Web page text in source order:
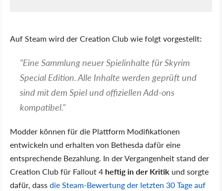
Auf Steam wird der Creation Club wie folgt vorgestellt:
"Eine Sammlung neuer Spielinhalte für Skyrim
Special Edition. Alle Inhalte werden geprüft und
sind mit dem Spiel und offiziellen Add-ons
kompatibel."
Modder können für die Plattform Modifikationen
entwickeln und erhalten von Bethesda dafür eine
entsprechende Bezahlung. In der Vergangenheit stand der
Creation Club für Fallout 4 heftig in der Kritik und sorgte
dafür, dassdie Steam-Bewertung der letzten 30 Tage auf